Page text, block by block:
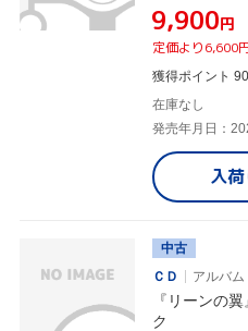
¥9,900円
定価より6,600
獲得ポイント
在庫なし
発売年月日：
入
中古
ＣＤ
アルバム
『リーンの
ク